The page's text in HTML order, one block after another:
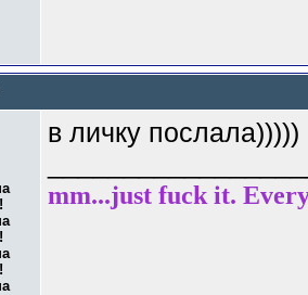
в личку послала)))))
mm...just fuck it.